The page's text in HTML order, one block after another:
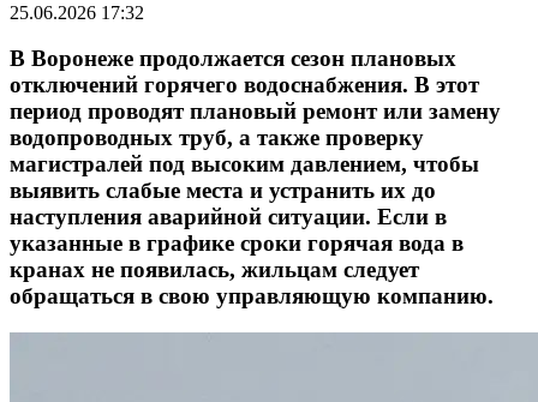
25.06.2026 17:32
В Воронеже продолжается сезон плановых
отключений горячего водоснабжения. В этот
период проводят плановый ремонт или замену
водопроводных труб, а также проверку
магистралей под высоким давлением, чтобы
выявить слабые места и устранить их до
наступления аварийной ситуации. Если в
указанные в графике сроки горячая вода в
кранах не появилась, жильцам следует
обращаться в свою управляющую компанию.